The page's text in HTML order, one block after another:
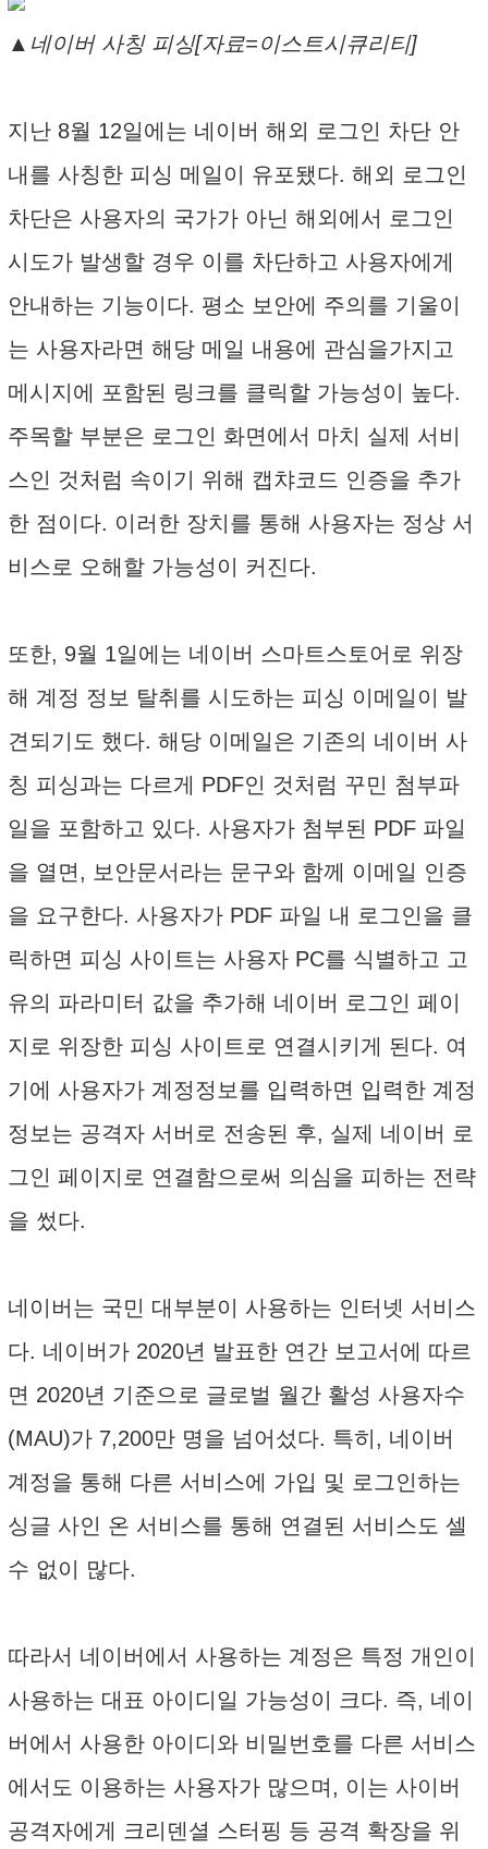
▲네이버 사칭 피싱[자료=이스트시큐리티]
지난 8월 12일에는 네이버 해외 로그인 차단 안
내를 사칭한 피싱 메일이 유포됐다. 해외 로그인
차단은 사용자의 국가가 아닌 해외에서 로그인
시도가 발생할 경우 이를 차단하고 사용자에게
안내하는 기능이다. 평소 보안에 주의를 기울이
는 사용자라면 해당 메일 내용에 관심을가지고
메시지에 포함된 링크를 클릭할 가능성이 높다.
주목할 부분은 로그인 화면에서 마치 실제 서비
스인 것처럼 속이기 위해 캡챠코드 인증을 추가
한 점이다. 이러한 장치를 통해 사용자는 정상 서
비스로 오해할 가능성이 커진다.
또한, 9월 1일에는 네이버 스마트스토어로 위장
해 계정 정보 탈취를 시도하는 피싱 이메일이 발
견되기도 했다. 해당 이메일은 기존의 네이버 사
칭 피싱과는 다르게 PDF인 것처럼 꾸민 첨부파
일을 포함하고 있다. 사용자가 첨부된 PDF 파일
을 열면, 보안문서라는 문구와 함께 이메일 인증
을 요구한다. 사용자가 PDF 파일 내 로그인을 클
릭하면 피싱 사이트는 사용자 PC를 식별하고 고
유의 파라미터 값을 추가해 네이버 로그인 페이
지로 위장한 피싱 사이트로 연결시키게 된다. 여
기에 사용자가 계정정보를 입력하면 입력한 계정
정보는 공격자 서버로 전송된 후, 실제 네이버 로
그인 페이지로 연결함으로써 의심을 피하는 전략
을 썼다.
네이버는 국민 대부분이 사용하는 인터넷 서비스
다. 네이버가 2020년 발표한 연간 보고서에 따르
면 2020년 기준으로 글로벌 월간 활성 사용자수
(MAU)가 7,200만 명을 넘어섰다. 특히, 네이버
계정을 통해 다른 서비스에 가입 및 로그인하는
싱글 사인 온 서비스를 통해 연결된 서비스도 셀
수 없이 많다.
따라서 네이버에서 사용하는 계정은 특정 개인이
사용하는 대표 아이디일 가능성이 크다. 즉, 네이
버에서 사용한 아이디와 비밀번호를 다른 서비스
에서도 이용하는 사용자가 많으며, 이는 사이버
공격자에게 크리덴셜 스터핑 등 공격 확장을 위